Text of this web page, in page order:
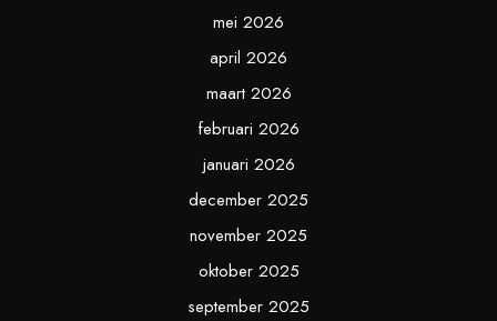
mei 2026
april 2026
maart 2026
februari 2026
januari 2026
december 2025
november 2025
oktober 2025
september 2025